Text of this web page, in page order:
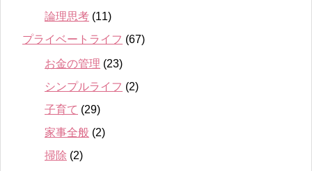
論理思考 (11)
プライベートライフ (67)
お金の管理 (23)
シンプルライフ (2)
子育て (29)
家事全般 (2)
掃除 (2)